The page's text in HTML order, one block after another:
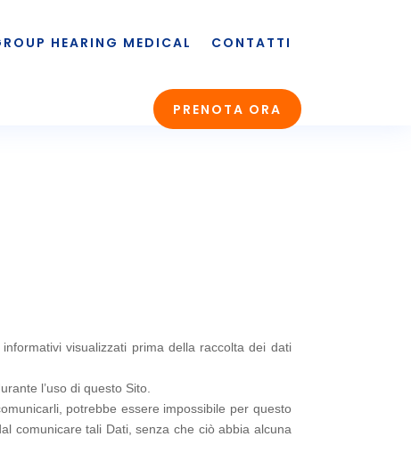
HEARING MEDICAL CONTATTI
PRENOTA ORA
visualizzati prima della raccolta dei dati
l’uso di questo Sito.
potrebbe essere impossibile per questo
comunicare tali Dati, senza che ciò abbia alcuna